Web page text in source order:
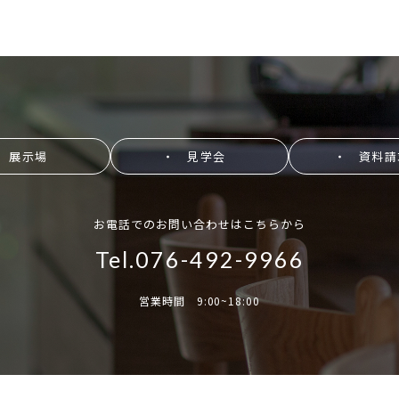
示場 ・ 見学会 ・ 資料請
お電話でのお問い合わせはこちらから
Tel.076-492-9966
営業時間 9:00~18:00